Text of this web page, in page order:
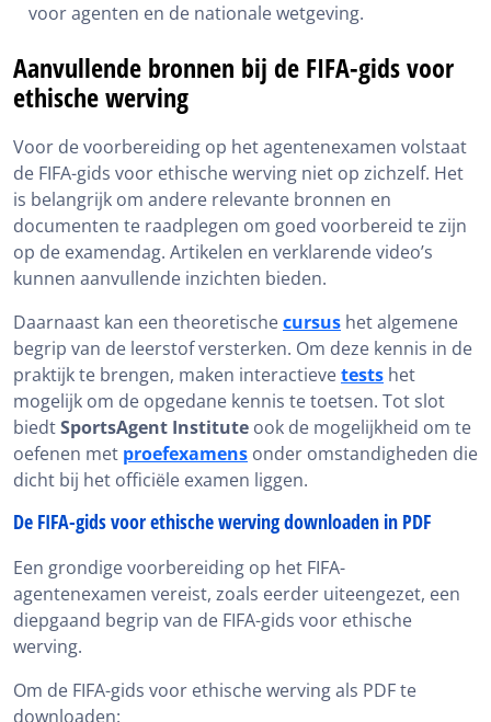
voor agenten en de nationale wetgeving.
Aanvullende bronnen bij de FIFA-gids voor
ethische werving
Voor de voorbereiding op het agentenexamen volstaat
de FIFA-gids voor ethische werving niet op zichzelf. Het
is belangrijk om andere relevante bronnen en
documenten te raadplegen om goed voorbereid te zijn
op de examendag. Artikelen en verklarende video’s
kunnen aanvullende inzichten bieden.
Daarnaast kan een theoretischecursus het algemene
begrip van de leerstof versterken. Om deze kennis in de
praktijk te brengen, maken interactievetests het
mogelijk om de opgedane kennis te toetsen. Tot slot
biedtSportsAgent Institute ook de mogelijkheid om te
oefenen met proefexamens onder omstandigheden die
dicht bij het officiële examen liggen.
De FIFA-gids voor ethische werving downloaden in PDF
Een grondige voorbereiding op het FIFA-
agentenexamen vereist, zoals eerder uiteengezet, een
diepgaand begrip van de FIFA-gids voor ethische
werving.
Om de FIFA-gids voor ethische werving als PDF te
downloaden: